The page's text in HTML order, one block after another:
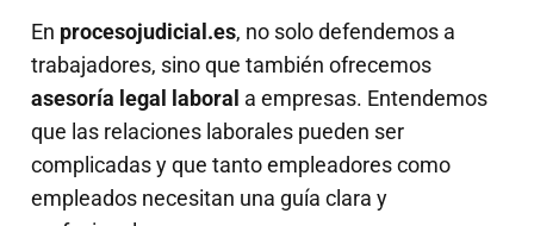
En procesojudicial.es, no solo defendemos a
trabajadores, sino que también ofrecemos
asesoría legal laboral a empresas. Entendemos
que las relaciones laborales pueden ser
complicadas y que tanto empleadores como
empleados necesitan una guía clara y